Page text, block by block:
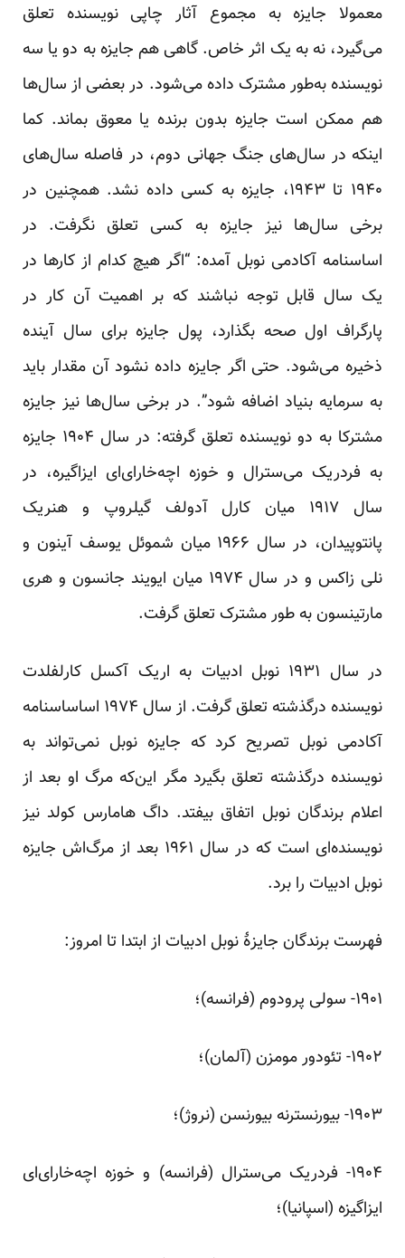
معمولا جایزه به مجموع آثار چاپی نویسنده تعلق
می‌گیرد، نه به یک اثر خاص. گاهی هم جایزه به دو یا سه
نویسنده به‌طور مشترک داده می‌شود. در بعضی از سال‌ها
هم ممکن است جایزه بدون برنده یا معوق بماند. کما
اینکه در سال‌های جنگ جهانی دوم، در فاصله سال‌های
۱۹۴۰ تا ۱۹۴۳، جایزه به کسی داده نشد. همچنین در
برخی سال‌ها نیز جایزه به کسی تعلق نگرفت. در
اساسنامه آکادمی نوبل آمده: “اگر هیچ کدام از کار‌ها در
یک سال قابل توجه نباشند که بر اهمیت آن کار در
پارگراف اول صحه بگذارد، پول جایزه برای سال آینده
ذخیره می‌شود. حتی اگر جایزه داده نشود آن مقدار باید
به سرمایه بنیاد اضافه شود”. در برخی سال‌ها نیز جایزه
مشترکا به دو نویسنده تعلق گرفته: در سال ۱۹۰۴ جایزه
به فردریک می‌سترال و خوزه اچه‌خارای‌ای ایزاگیره، در
سال ۱۹۱۷ میان کارل آدولف گیلروپ و هنریک
پانتوپیدان، در سال ۱۹۶۶ میان شموئل یوسف آینون و
نلی زاکس و در سال ۱۹۷۴ میان ایویند جانسون و هری
مارتینسون به طور مشترک تعلق گرفت.
در سال ۱۹۳۱ نوبل ادبیات به اریک آکسل کارلفلدت
نویسنده‌ درگذشته تعلق گرفت. از سال ۱۹۷۴ اساساسنامه
آکادمی نوبل تصریح کرد که جایزه نوبل نمی‌تواند به
نویسنده درگذشته تعلق بگیرد مگر این‌که مرگ او بعد از
اعلام برندگان نوبل اتفاق بیفتد. داگ هامارس کولد نیز
نویسنده‌ای است که در سال ۱۹۶۱ بعد از مرگ‌اش جایزه
نوبل ادبیات را برد.
فهرست برندگان جایزهٔ نوبل ادبیات از ابتدا تا امروز:
‌۱۹۰۱- سولی پرودوم (فرانسه)؛
‌۱۹۰۲- تئودور مومزن (آلمان)؛
‌۱۹۰۳- بیورنسترنه بیورنسن (نروژ)؛
‌۱۹۰۴- فردریک می‌سترال (فرانسه) و خوزه اچه‌خارای‌ای
ایزاگیزه (اسپانیا)؛